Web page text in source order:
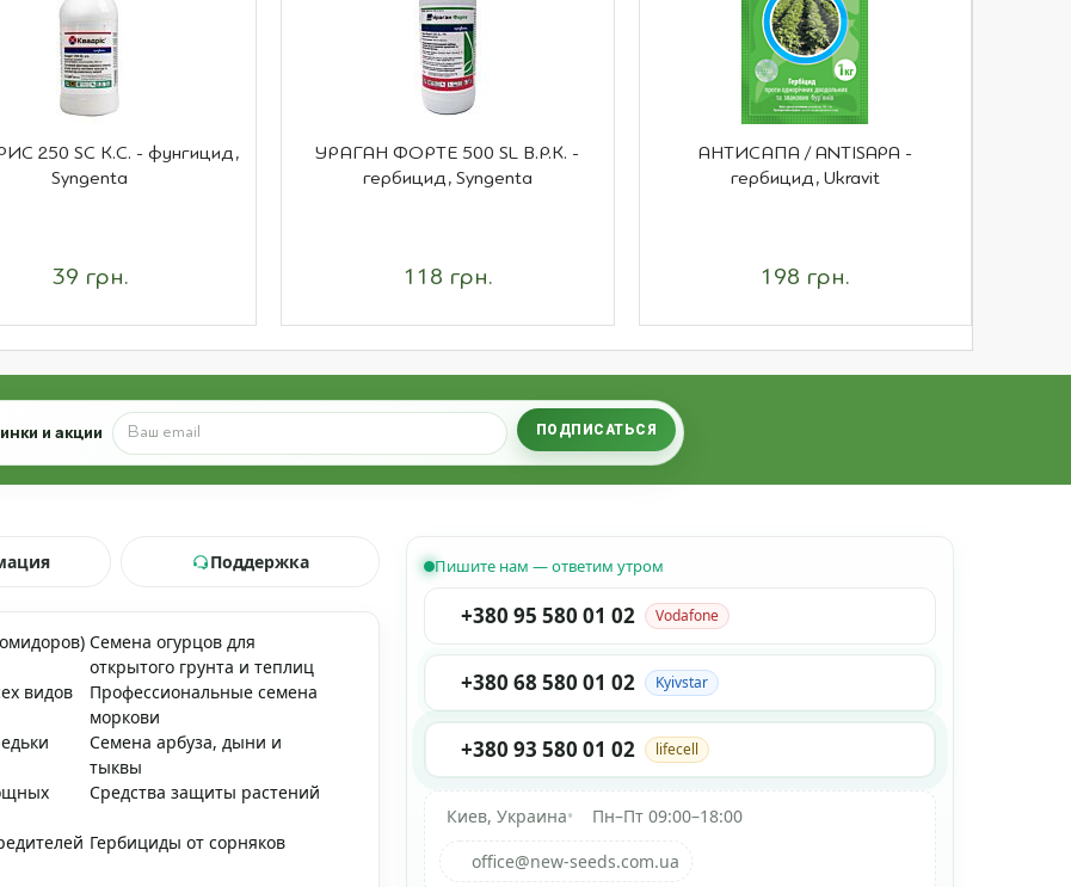
250 SC К.С. - фунгицид,
Syngenta
39 грн.
УРАГАН ФОРТЕ 500 SL В.Р.К. -
гербицид, Syngenta
118 грн.
АНТИСАПА / ANTISAPA -
гербицид, Ukravit
198 грн.
и акции ПОДПИСАТЬСЯ
Поддержка
Семена огурцов для
открытого грунта и теплиц
видов
Профессиональные семена
моркови
Семена арбуза, дыни и
тыквы
Средства защиты растений
Гербициды от сорняков
Пишите нам — ответим утром
+380 95 580 01 02 Vodafone
+380 68 580 01 02 Kyivstar
+380 93 580 01 02 lifecell
Киев, Украина•
Пн–Пт 09:00–18:00
office@new-seeds.com.ua